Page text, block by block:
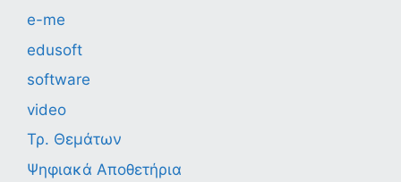
e-me
edusoft
software
video
Τρ. Θεμάτων
Ψηφιακά Αποθετήρια